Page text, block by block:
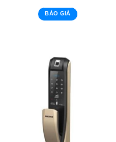
BÁO GIÁ